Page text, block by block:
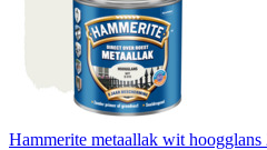
Hammerite metaallak wit hoogglans